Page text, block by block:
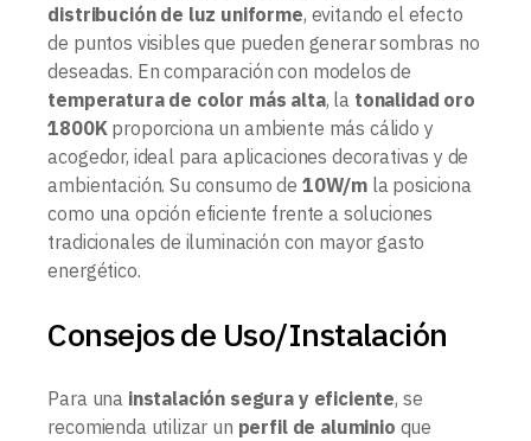
distribución de luz uniforme, evitando el efecto
de puntos visibles que pueden generar sombras no
deseadas. En comparación con modelos de
temperatura de color más alta, la tonalidad oro
1800K proporciona un ambiente más cálido y
acogedor, ideal para aplicaciones decorativas y de
ambientación. Su consumo de 10W/m la posiciona
como una opción eficiente frente a soluciones
tradicionales de iluminación con mayor gasto
energético.
Consejos de Uso/Instalación
Para una instalación segura y eficiente, se
recomienda utilizar un perfil de aluminio que